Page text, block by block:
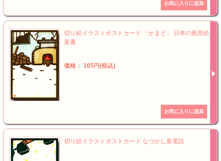
切り絵イラストポストカード 「かまど」 日本の風景絵
葉書
価格： 165円(税込)
切り絵イラストポストカード なつかし黒電話